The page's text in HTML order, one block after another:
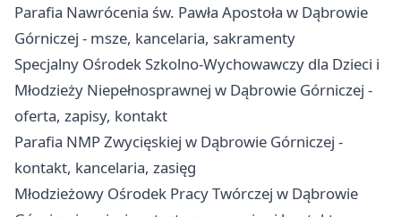
Parafia Nawrócenia św. Pawła Apostoła w Dąbrowie
Górniczej - msze, kancelaria, sakramenty
Specjalny Ośrodek Szkolno-Wychowawczy dla Dzieci i
Młodzieży Niepełnosprawnej w Dąbrowie Górniczej -
oferta, zapisy, kontakt
Parafia NMP Zwycięskiej w Dąbrowie Górniczej -
kontakt, kancelaria, zasięg
Młodzieżowy Ośrodek Pracy Twórczej w Dąbrowie